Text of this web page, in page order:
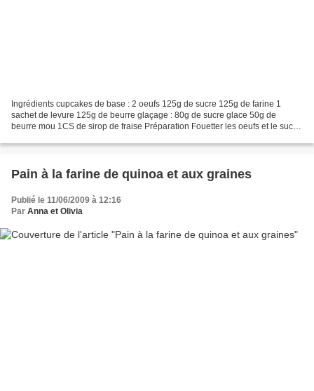
Ingrédients cupcakes de base : 2 oeufs 125g de sucre 125g de farine 1
sachet de levure 125g de beurre glaçage : 80g de sucre glace 50g de
beurre mou 1CS de sirop de fraise Préparation Fouetter les oeufs et le sucre
Pain à la farine de quinoa et aux graines
Publié le 11/06/2009 à 12:16
Par Anna et Olivia